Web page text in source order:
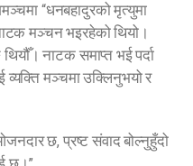
“धनबहादुरको मृत्युमा
मञ्चन भइरहेको थियो।
नाटक समाप्त भई पर्दा
व्यक्ति मञ्चमा उक्लिनुभयो र
छ, प्रष्ट संवाद बोल्नुहुँदो